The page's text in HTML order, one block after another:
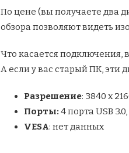
По цене (вы получаете два
обзора позволяют видеть
Что касается
А если у вас старый ПК, эти
Разрешение: 3840 x
Порты: 4 порта USB
VESA: нет данных